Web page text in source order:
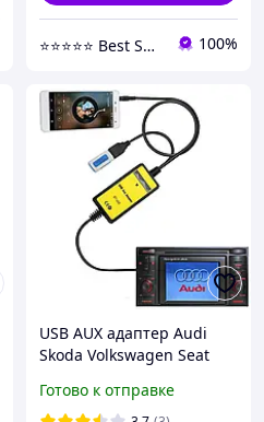
⭐⭐⭐⭐⭐ Best Shop 100%
USB AUX адаптер Audi
Skoda Volkswagen Seat
чейнджера
Готово к отправке